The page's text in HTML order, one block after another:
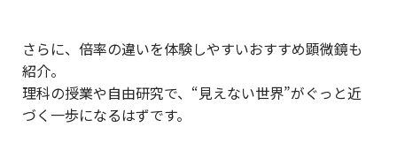
さらに、倍率の違いを体験しやすいおすすめ顕微鏡も
紹介。
理科の授業や自由研究で、“見えない世界”がぐっと近
づく一歩になるはずです。